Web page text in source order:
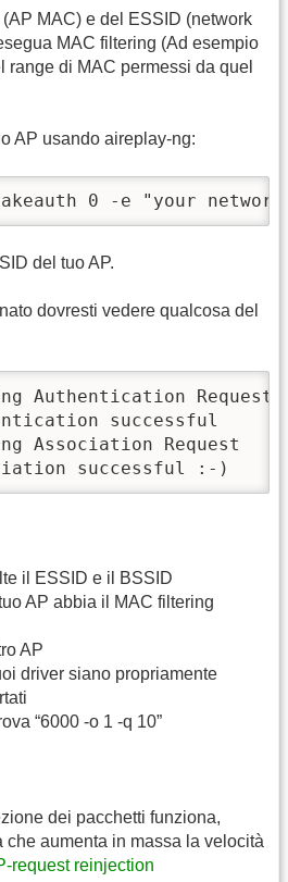
MAC) e del ESSID (network
MAC filtering (Ad esempio
range di MAC permessi da quel
AP usando aireplay-ng:
0 -e "your network
del tuo AP.
dovresti vedere qualcosa del
Authentication Request
successful
Association Request
successful :-)
il ESSID e il BSSID
AP abbia il MAC filtering
AP
driver siano propriamente
“6000 -o 1 -q 10”
dei pacchetti funziona,
che aumenta in massa la velocità
request reinjection